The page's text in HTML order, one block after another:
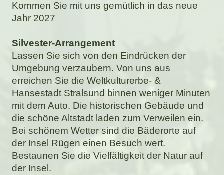
Kommen Sie mit uns gemütlich in das neue
Jahr 2027
Silvester-Arrangement
Lassen Sie sich von den Eindrücken der
Umgebung verzaubern. Von uns aus
erreichen Sie die Weltkulturerbe- &
Hansestadt Stralsund binnen weniger Minuten
mit dem Auto. Die historischen Gebäude und
die schöne Altstadt laden zum Verweilen ein.
Bei schönem Wetter sind die Bäderorte auf
der Insel Rügen einen Besuch wert.
Bestaunen Sie die Vielfältigkeit der Natur auf
der Insel.